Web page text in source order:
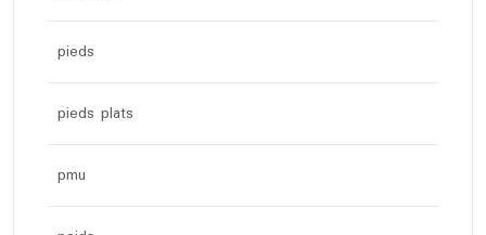
pieds
pieds plats
pmu